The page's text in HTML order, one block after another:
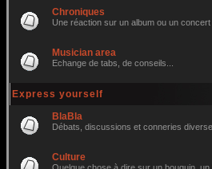
Chroniques
Une réaction sur un album ou un
Musician area
Echange de tabs, de conseils...
Express yourself
BlaBla
Débats, discussions et conneries
Culture